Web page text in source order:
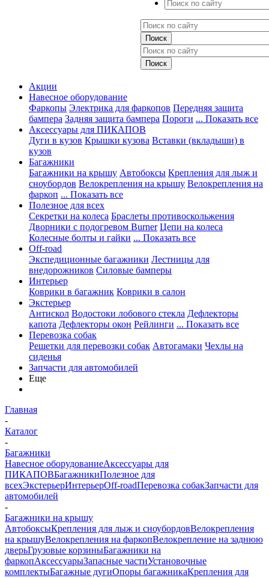
Акции
Навесное оборудование
Фаркопы Электрика для фаркопов Передняя защита
бампера Задняя защита бампера Пороги ... Показать все
Аксессуары для ПИКАПОВ
Дуги в кузов Крышки кузова Вставки (вкладыши) в
кузов
Багажники
Багажники на крышу Автобоксы Крепления для лыж и
сноубордов Велокрепления на крышу Велокрепления на
фаркоп ... Показать все
Полезное для всех
Секретки на колеса Браслеты противоскольжения
Дворники с подогревом Burner Цепи на колеса
Колесные болты и гайки ... Показать все
Off-road
Экспедиционные багажники Лестницы для
внедорожников Силовые бамперы
Интерьер
Коврики в багажник Коврики в салон
Экстерьер
Антискол Водостоки лобового стекла Дефлекторы
капота Дефлекторы окон Рейлинги ... Показать все
Перевозка собак
Решетки для перевозки собак Автогамаки Чехлы на
сиденья
Запчасти для автомобилей
Еще
Главная
-
Каталог
-
Багажники
Навесное оборудованиеАксессуары для
ПИКАПОВБагажникиПолезное для
всехЭкстерьерИнтерьерOff-roadПеревозка собакЗапчасти для
автомобилей
-
Багажники на крышу
АвтобоксыКрепления для лыж и сноубордовВелокрепления
на крышуВелокрепления на фаркопВелокрепление на заднюю
дверьГрузовые корзиныБагажники на
фаркопАксессуарыЗапасные частиУстановочные
комплектыБагажные дугиОпоры багажникаКрепления для